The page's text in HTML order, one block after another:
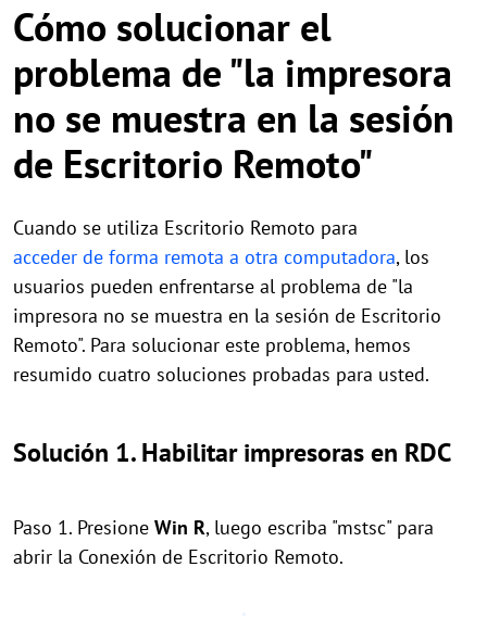
Cómo solucionar el
problema de "la impresora
no se muestra en la sesión
de Escritorio Remoto"
Cuando se utiliza Escritorio Remoto para
acceder de forma remota a otra computadora, los
usuarios pueden enfrentarse al problema de "la
impresora no se muestra en la sesión de Escritorio
Remoto". Para solucionar este problema, hemos
resumido cuatro soluciones probadas para usted.
Solución 1. Habilitar impresoras en RDC
Paso 1. Presione Win R, luego escriba "mstsc" para
abrir la Conexión de Escritorio Remoto.